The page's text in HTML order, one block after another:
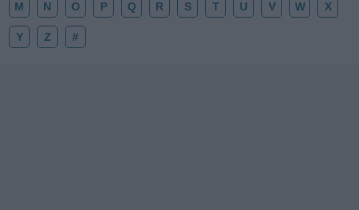
M N O P Q R S T U V W X
Y Z #